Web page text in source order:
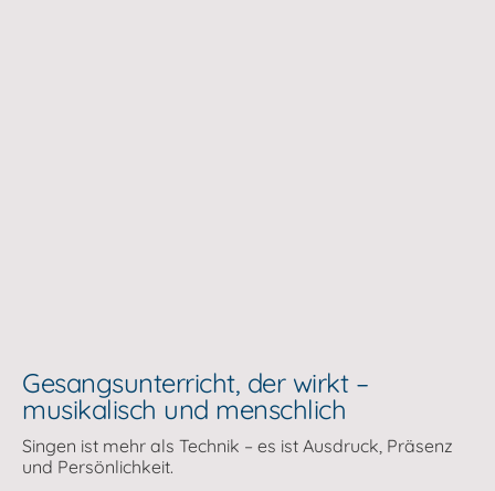
Gesangsunterricht, der wirkt –
musikalisch und menschlich
Singen ist mehr als Technik – es ist Ausdruck, Präsenz
und Persönlichkeit.